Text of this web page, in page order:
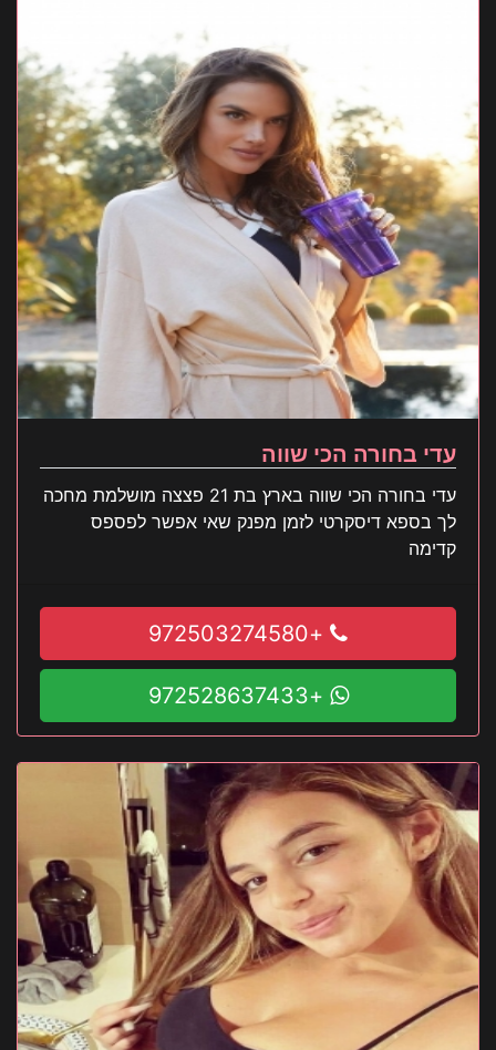
עדי בחורה הכי שווה
עדי בחורה הכי שווה בארץ בת 21 פצצה מושלמת מחכה
לך בספא דיסקרטי לזמן מפנק שאי אפשר לפספס
קדימה
+972503274580
+972528637433